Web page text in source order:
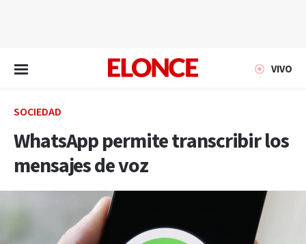
VIVO
SOCIEDAD
WhatsApp permite transcribir los
mensajes de voz